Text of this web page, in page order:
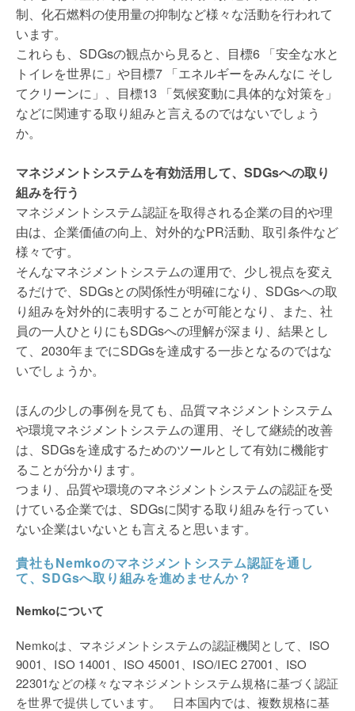
制、化石燃料の使用量の抑制など様々な活動を行われて
います。
これらも、SDGsの観点から見ると、目標6 「安全な水と
トイレを世界に」や目標7 「エネルギーをみんなに そし
てクリーンに」、目標13 「気候変動に具体的な対策を」
などに関連する取り組みと言えるのではないでしょう
か。
マネジメントシステムを有効活用して、SDGsへの取り
組みを行う
マネジメントシステム認証を取得される企業の目的や理
由は、企業価値の向上、対外的なPR活動、取引条件など
様々です。
そんなマネジメントシステムの運用で、少し視点を変え
るだけで、SDGsとの関係性が明確になり、SDGsへの取
り組みを対外的に表明することが可能となり、また、社
員の一人ひとりにもSDGsへの理解が深まり、結果とし
て、2030年までにSDGsを達成する一歩となるのではな
いでしょうか。
ほんの少しの事例を見ても、品質マネジメントシステム
や環境マネジメントシステムの運用、そして継続的改善
は、SDGsを達成するためのツールとして有効に機能す
ることが分かります。
つまり、品質や環境のマネジメントシステムの認証を受
けている企業では、SDGsに関する取り組みを行ってい
ない企業はいないとも言えると思います。
貴社もNemkoのマネジメントシステム認証を通し
て、SDGsへ取り組みを進めませんか？
Nemkoについて
Nemkoは、マネジメントシステムの認証機関として、ISO
9001、ISO 14001、ISO 45001、ISO/IEC 27001、ISO
22301などの様々なマネジメントシステム規格に基づく認証
を世界で提供しています。 日本国内では、複数規格に基